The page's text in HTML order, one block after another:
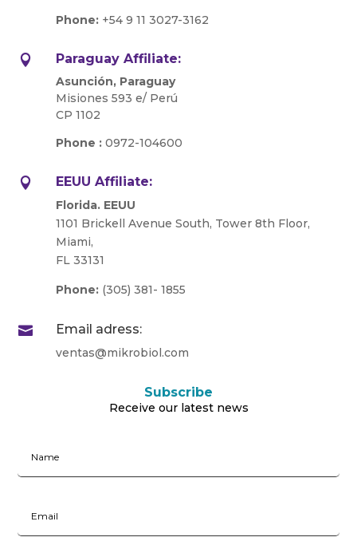
Phone:+54 9 11 3027-3162
 Paraguay Affiliate:
Asunción, Paraguay
Misiones 593 e/ Perú
CP 1102
Phone : 0972-104600
 EEUU Affiliate:
Florida. EEUU
1101 Brickell Avenue South, Tower 8th Floor,
Miami,
FL 33131
Phone: (305) 381- 1855
 Email adress:
ventas@mikrobiol.com
Subscribe
Receive our latest news